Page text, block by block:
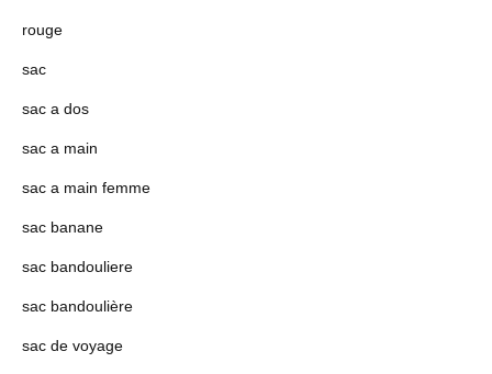
rouge
sac
sac a dos
sac a main
sac a main femme
sac banane
sac bandouliere
sac bandoulière
sac de voyage